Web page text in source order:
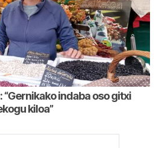
indaba oso gitxi
kiloa”